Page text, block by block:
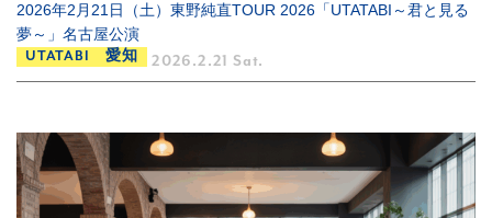
2026年2月21日（土）東野純直TOUR 2026「UTATABI～君と見る
夢～」名古屋公演
UTATABI 愛知 2026.2.21 Sat.